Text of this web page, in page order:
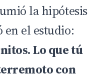
la hipótesis
en el estudio:
Lo que tú
con